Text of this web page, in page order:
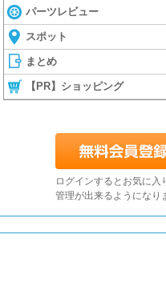
パーツレビュー
スポット
まとめ
【PR】ショッピング
ログインするとお気に入
管理が出来るようになり